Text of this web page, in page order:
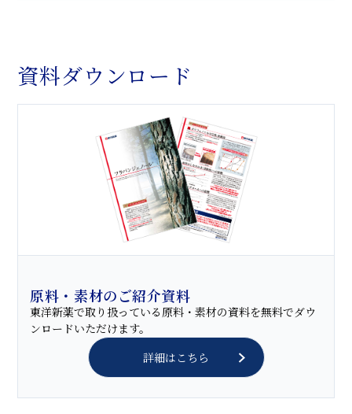
資料ダウンロード
原料・素材のご紹介資料
東洋新薬で取り扱っている原料・素材の資料を無料でダウ
ンロードいただけます。
詳細はこちら